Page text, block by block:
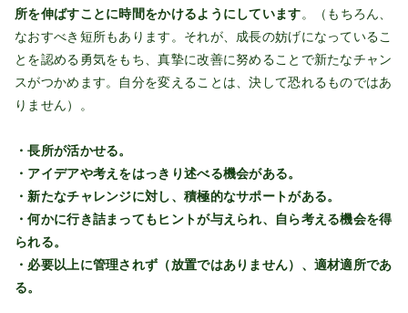
所を伸ばすことに時間をかけるようにしています。（もちろん、
なおすべき短所もあります。それが、成長の妨げになっているこ
とを認める勇気をもち、真摯に改善に努めることで新たなチャン
スがつかめます。自分を変えることは、決して恐れるものではあ
りません）。
・長所が活かせる。
・アイデアや考えをはっきり述べる機会がある。
・新たなチャレンジに対し、積極的なサポートがある。
・何かに行き詰まってもヒントが与えられ、自ら考える機会を得
られる。
・必要以上に管理されず（放置ではありません）、適材適所であ
る。